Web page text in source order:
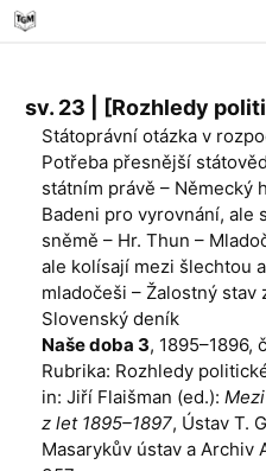
sv. 23 | [Rozhledy
Státoprávní otázka v
Potřeba přesnější
státním právě – Německý
Badeni pro vyrovnání, ale
sněmě – Hr. Thun –
ale kolísají mezi šlechtou
mladočeši – Žalostný stav
Slovenský deník
Naše doba 3, 1895–1896,
Rubrika: Rozhledy
in: Jiří Flaišman (ed.):
z let 1895–1897, Ústav T.
Masarykův ústav a Archiv